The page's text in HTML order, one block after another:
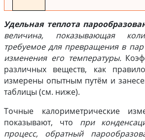
Удельная теплота
величина, показывающая
требуемое для превращения в
изменения его температуры.
различных веществ, как
измерены опытным путём и
таблицы (см. ниже).
Точные калориметрические
показывают, что при
процесс, обратный